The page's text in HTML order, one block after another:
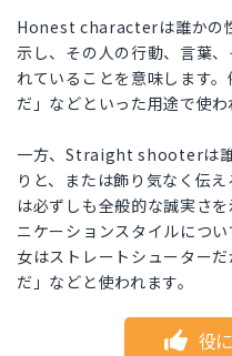
Honest characterは誰かの
示し、その人の行動、言葉
れていることを意味します
だ」などといった用途で使わ
一方、Straight shooterは誰
りと、または飾り気なく伝
は必ずしも全般的な誠実さ
ニケーションスタイルにつ
女はストレートシューター
だ」などと使われます。
役